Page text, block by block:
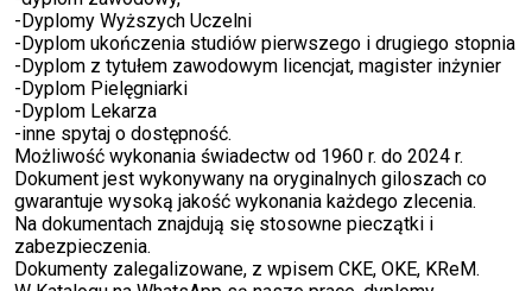
-Dyplomy Wyższych Uczelni
-Dyplom ukończenia studiów pierwszego i drugiego stopnia
-Dyplom z tytułem zawodowym licencjat, magister inżynier
-Dyplom Pielęgniarki
-Dyplom Lekarza
-inne spytaj o dostępność.
Możliwość wykonania świadectw od 1960 r. do 2024 r.
Dokument jest wykonywany na oryginalnych giloszach co
gwarantuje wysoką jakość wykonania każdego zlecenia.
Na dokumentach znajdują się stosowne pieczątki i
zabezpieczenia.
Dokumenty zalegalizowane, z wpisem CKE, OKE, KReM.